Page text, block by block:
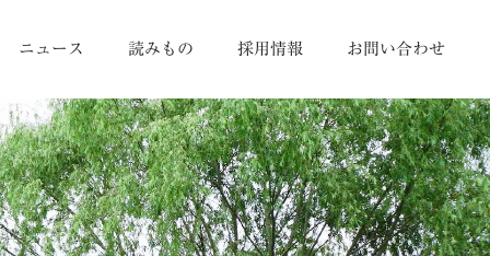
ニュース 読みもの 採用情報 お問い合わせ